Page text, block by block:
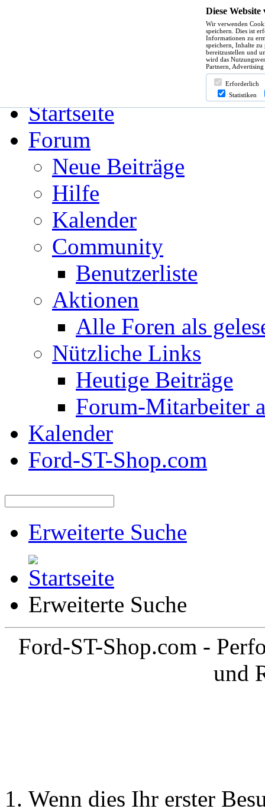
Startseite
Forum
Neue Beiträge
Hilfe
Kalender
Community
Benutzerliste
Aktionen
Alle Foren als
Nützliche Links
Heutige Beiträge
Forum-Mitarbeiter
Kalender
Ford-ST-Shop.com
Erweiterte Suche
Erweiterte Suche
Ford-ST-Shop.com -
und
Wenn dies Ihr erster
Diese
Wir verwenden
speichern. Dies ist
Informationen zu
speichern, Inhalte
bereitzustellen und
wird das
Partnern,
Erforderlich
Statistiken